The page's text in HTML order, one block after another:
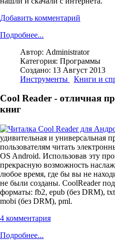
Добавить комментарий
Подробнее...
Автор: Administrator
Категория: Программы
Создано: 13 Август 2013
Инструменты
Книги и
Cool Reader - отличная
книг
удивительная и универсальная
пользователям читать
OS Android. Использовав эту
прекрасную возможность
любое время, где бы вы не
не были созданы. CoolReader
форматы: fb2, epub (без DRM),
mobi (без DRM), pml.
4 комментария
Подробнее...